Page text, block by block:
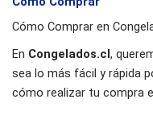
Cómo Comprar en
En Congelados.cl,
sea lo más fácil y rápida
cómo realizar tu compra